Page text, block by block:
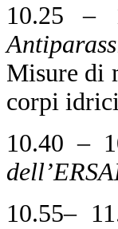
10.25 –
Misure di
corpi
10.40 –
10.55–